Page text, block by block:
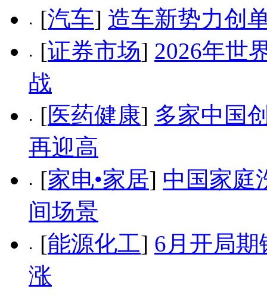
[汽车] 造车新势力创
[证券市场] 2026年世
战
[医药健康] 多家中国
再迎高
[家电•家居] 中国家庭
间场景
[能源化工] 6月开局
涨